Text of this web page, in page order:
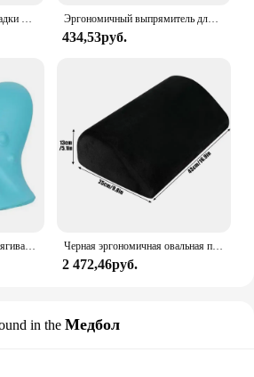
Эргономичный выпрямитель для шеи и плеч, облегчение боли, устройство для сцепления шейного отдела позвоночника, коррекция осанки шеи, для головной боли, мышечное напряжение TMJ
434,53руб.
Черная эргономичная овальная подставка для ног, подставка для ног из хлопка с эффектом памяти, для дома и офиса
2 472,46руб.
in the Медбол